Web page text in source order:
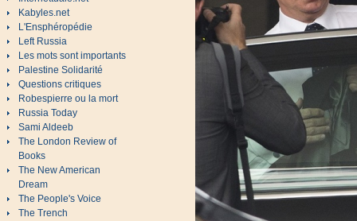
Kabyles.net
L'Ensphéropédie
Left Russia
Les mots sont importants
Palestine Solidarité
Questions critiques
Robespierre ou la mort
Russia Today
Sami Aldeeb
The London Review of
Books
The New American
Dream
The People's Voice
The Trench